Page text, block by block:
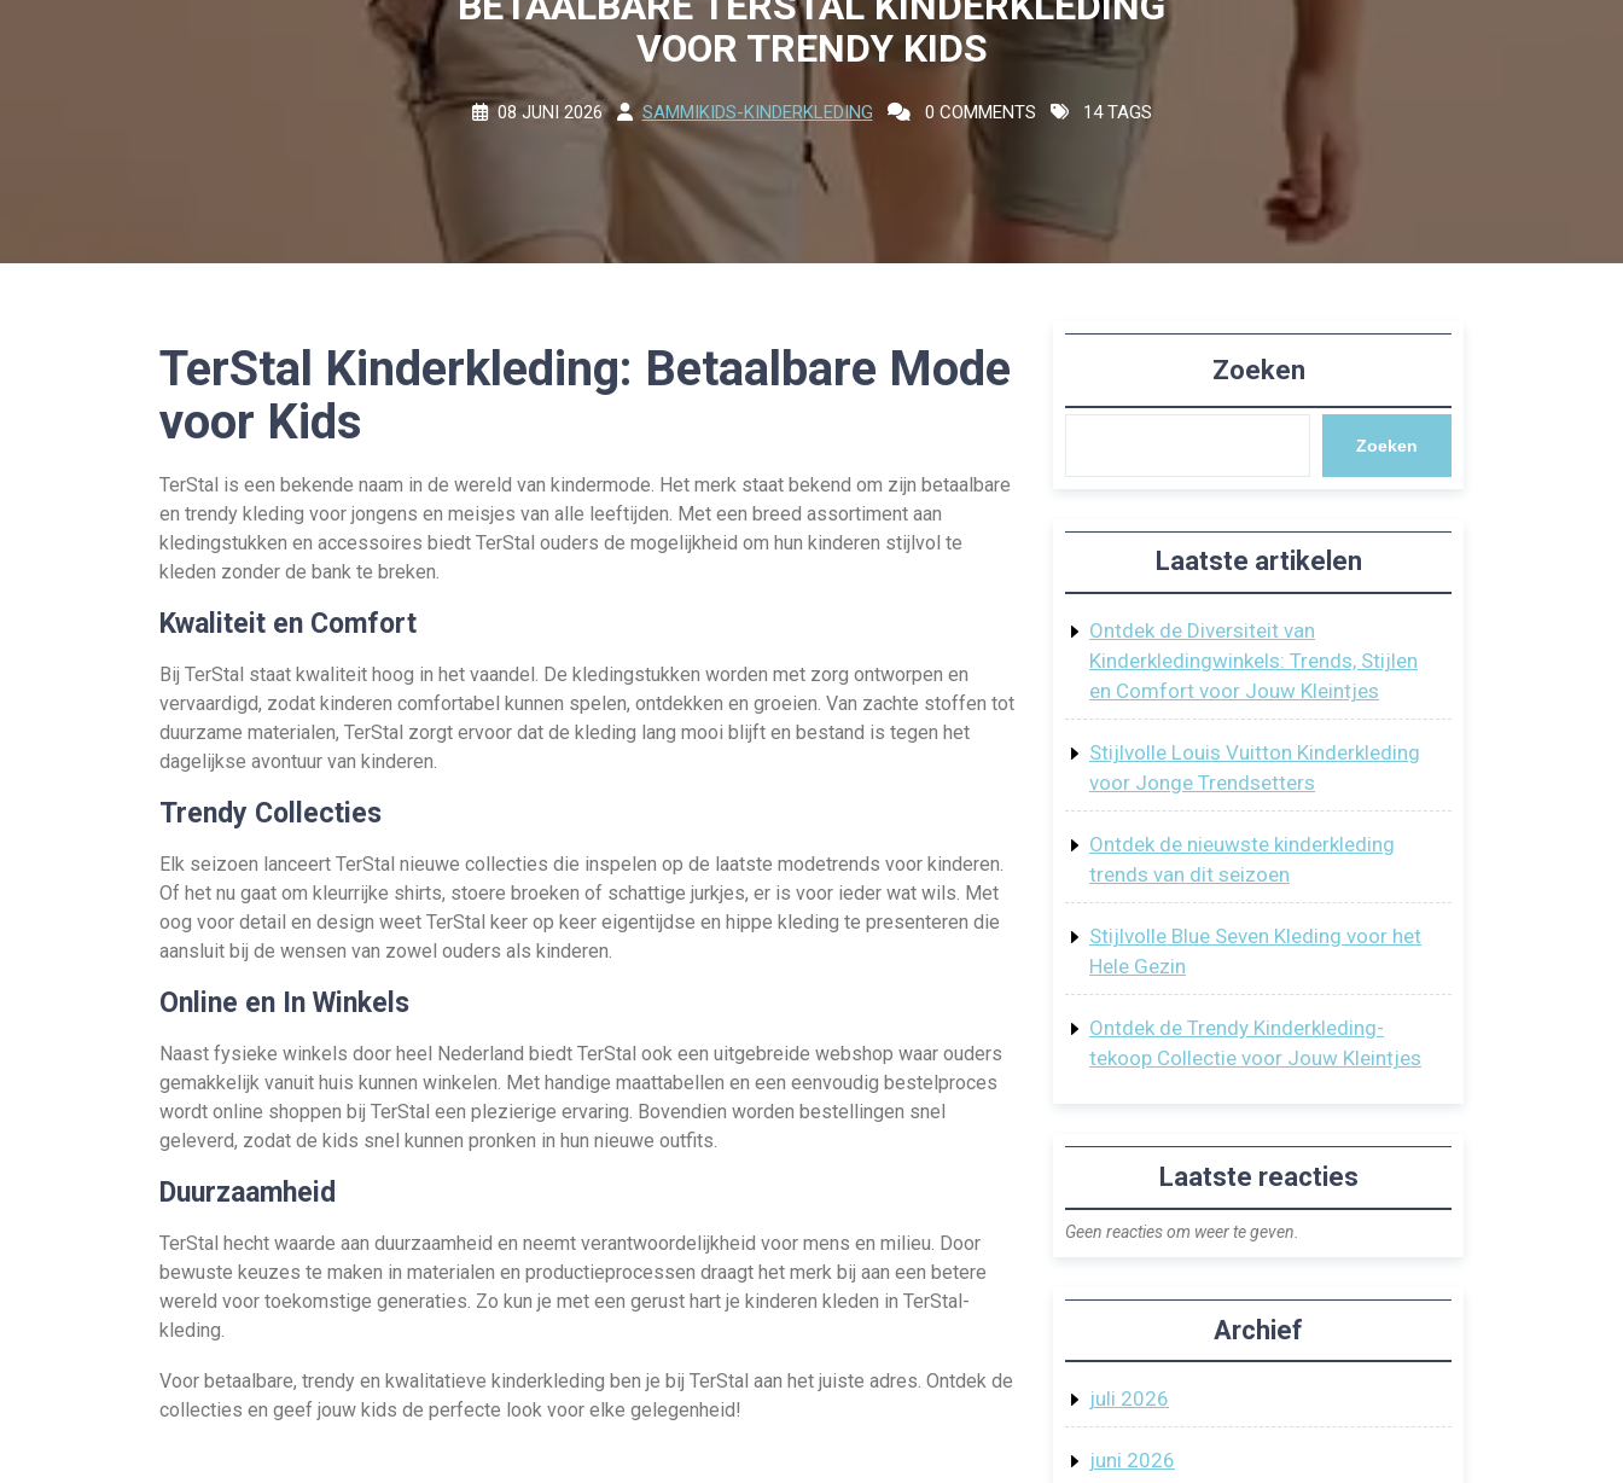
VOOR TRENDY KIDS
08 JUNI 2026 SAMMIKIDS-KINDERKLEDING 0 COMMENTS 14 TAGS
TerStal Kinderkleding: Betaalbare Mode
voor Kids
TerStal is een bekende naam in de wereld van kindermode. Het merk staat bekend om zijn betaalbare
en trendy kleding voor jongens en meisjes van alle leeftijden. Met een breed assortiment aan
kledingstukken en accessoires biedt TerStal ouders de mogelijkheid om hun kinderen stijlvol te
kleden zonder de bank te breken.
Kwaliteit en Comfort
Bij TerStal staat kwaliteit hoog in het vaandel. De kledingstukken worden met zorg ontworpen en
vervaardigd, zodat kinderen comfortabel kunnen spelen, ontdekken en groeien. Van zachte stoffen tot
duurzame materialen, TerStal zorgt ervoor dat de kleding lang mooi blijft en bestand is tegen het
dagelijkse avontuur van kinderen.
Trendy Collecties
Elk seizoen lanceert TerStal nieuwe collecties die inspelen op de laatste modetrends voor kinderen.
Of het nu gaat om kleurrijke shirts, stoere broeken of schattige jurkjes, er is voor ieder wat wils. Met
oog voor detail en design weet TerStal keer op keer eigentijdse en hippe kleding te presenteren die
aansluit bij de wensen van zowel ouders als kinderen.
Online en In Winkels
Naast fysieke winkels door heel Nederland biedt TerStal ook een uitgebreide webshop waar ouders
gemakkelijk vanuit huis kunnen winkelen. Met handige maattabellen en een eenvoudig bestelproces
wordt online shoppen bij TerStal een plezierige ervaring. Bovendien worden bestellingen snel
geleverd, zodat de kids snel kunnen pronken in hun nieuwe outfits.
Duurzaamheid
TerStal hecht waarde aan duurzaamheid en neemt verantwoordelijkheid voor mens en milieu. Door
bewuste keuzes te maken in materialen en productieprocessen draagt het merk bij aan een betere
wereld voor toekomstige generaties. Zo kun je met een gerust hart je kinderen kleden in TerStal-
kleding.
Voor betaalbare, trendy en kwalitatieve kinderkleding ben je bij TerStal aan het juiste adres. Ontdek de
collecties en geef jouw kids de perfecte look voor elke gelegenheid!
Zoeken
Zoeken
Laatste artikelen
Ontdek de Diversiteit van
Kinderkledingwinkels: Trends, Stijlen
en Comfort voor Jouw Kleintjes
Stijlvolle Louis Vuitton Kinderkleding
voor Jonge Trendsetters
Ontdek de nieuwste kinderkleding
trends van dit seizoen
Stijlvolle Blue Seven Kleding voor het
Hele Gezin
Ontdek de Trendy Kinderkleding-
tekoop Collectie voor Jouw Kleintjes
Laatste reacties
Geen reacties om weer te geven.
Archief
juli 2026
juni 2026